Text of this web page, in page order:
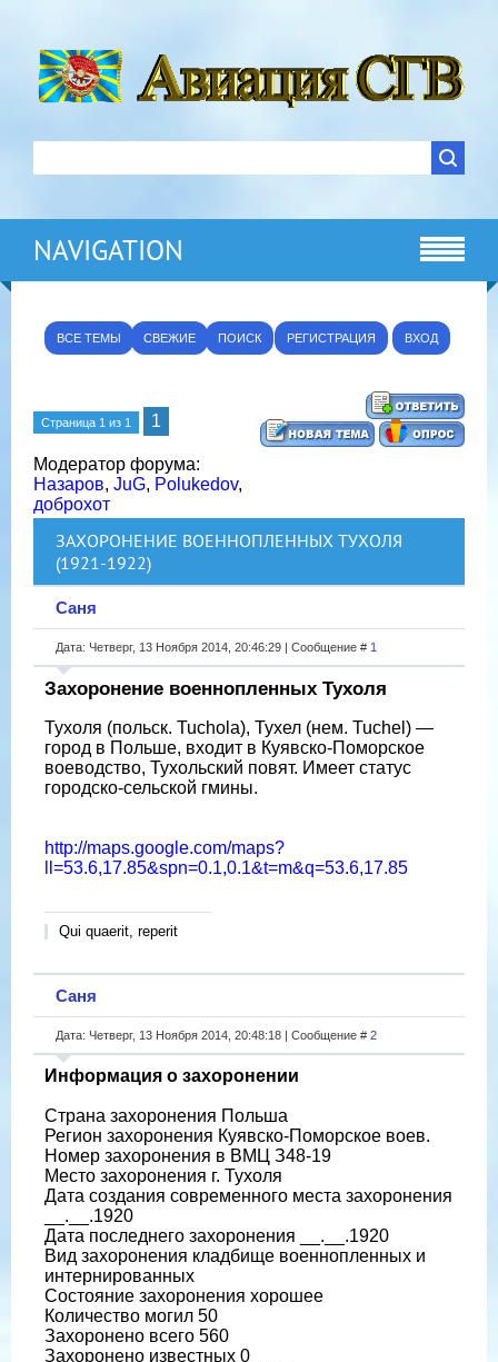
NAVIGATION
ВСЕ ТЕМЫ СВЕЖИЕ ПОИСК РЕГИСТРАЦИЯ ВХОД
Страница 1 из 1 1
Модератор форума:
Назаров, JuG, Polukedov,
доброхот
ЗАХОРОНЕНИЕ ВОЕННОПЛЕННЫХ ТУХОЛЯ
(1921-1922)
Саня
Дата: Четверг, 13 Ноября 2014, 20:46:29 | Сообщение # 1
Захоронение военнопленных Тухоля
Тухоля (польск. Tuchola), Тухел (нем. Tuchel) —
город в Польше, входит в Куявско-Поморское
воеводство, Тухольский повят. Имеет статус
городско-сельской гмины.
http://maps.google.com/maps?
ll=53.6,17.85&spn=0.1,0.1&t=m&q=53.6,17.85
Qui quaerit, reperit
Саня
Дата: Четверг, 13 Ноября 2014, 20:48:18 | Сообщение # 2
Информация о захоронении
Страна захоронения Польша
Регион захоронения Куявско-Поморское воев.
Номер захоронения в ВМЦ З48-19
Место захоронения г. Тухоля
Дата создания современного места захоронения
__.__.1920
Дата последнего захоронения __.__.1920
Вид захоронения кладбище военнопленных и
интернированных
Состояние захоронения хорошее
Количество могил 50
Захоронено всего 560
Захоронено известных 0